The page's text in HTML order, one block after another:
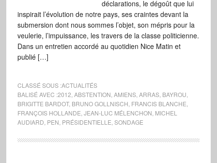
déclarations, le dégoût que lui
inspirait l’évolution de notre pays, ses craintes devant la
submersion dont nous sommes l’objet, son mépris pour la
veulerie, l’impuissance, les travers de la classe politicienne.
Dans un entretien accordé au quotidien Nice Matin et
publié […]
CLASSÉ SOUS :ACTUALITÉS
BALISÉ AVEC :2012 ABSTENTION AMIENS, ARRAS, BAYROU
BRIGITTE BARDOT, BRUNO GOLLNISCH FRANCIS BLANCHE
FRANÇOIS HOLLANDE JEAN-LUC MÉLENCHON MICHEL
AUDIARD PEN PRÉSIDENTIELLE SONDAGE